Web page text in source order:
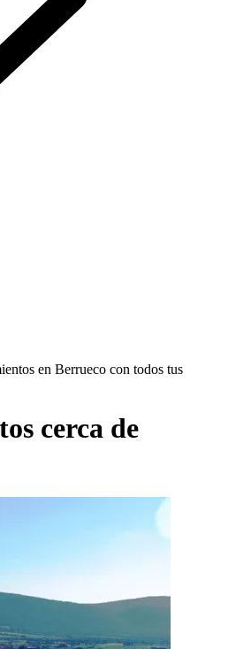
en Berrueco con todos tus
cerca de